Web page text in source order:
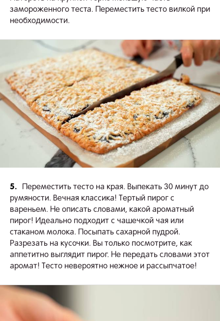
замороженного теста. Переместить тесто вилкой при
необходимости.
5.
Переместить тесто на края. Выпекать 30 минут до
румяности. Вечная классика! Тертый пирог с
вареньем. Не описать словами, какой ароматный
пирог! Идеально подходит с чашечкой чая или
стаканом молока. Посыпать сахарной пудрой.
Разрезать на кусочки. Вы только посмотрите, как
аппетитно выглядит пирог. Не передать словами этот
аромат! Тесто невероятно нежное и рассыпчатое!